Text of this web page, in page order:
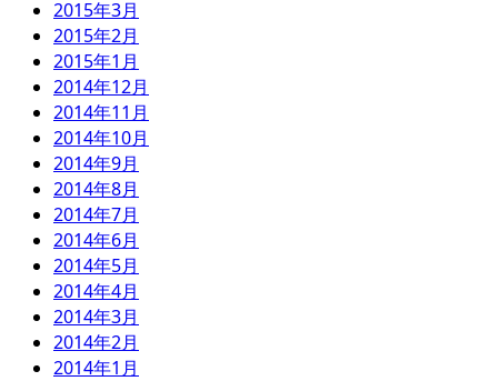
2015年3月
2015年2月
2015年1月
2014年12月
2014年11月
2014年10月
2014年9月
2014年8月
2014年7月
2014年6月
2014年5月
2014年4月
2014年3月
2014年2月
2014年1月